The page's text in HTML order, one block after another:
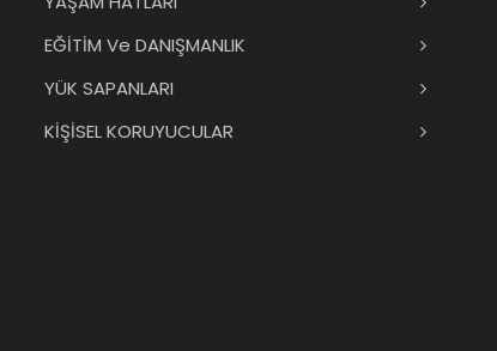
EĞİTİM Ve DANIŞMANLIK
YÜK SAPANLARI
KİŞİSEL KORUYUCULAR